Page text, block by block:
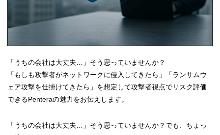
「うちの会社は大丈夫…」そう思っていませんか？
「もしも攻撃者がネットワークに侵入してきたら」「ランサムウ
ェア攻撃を仕掛けてきたら」を想定して攻撃者視点でリスク評価
できるPenteraの魅力をお伝えします。
「うちの会社は大丈夫…」そう思っていませんか？でも、ちょっ